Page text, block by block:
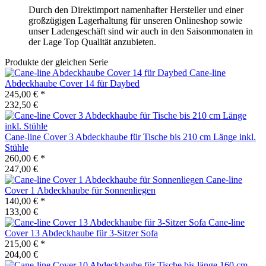
Durch den Direktimport namenhafter Hersteller und einer
großzügigen Lagerhaltung für unseren Onlineshop sowie
unser Ladengeschäft sind wir auch in den Saisonmonaten in
der Lage Top Qualität anzubieten.
Produkte der gleichen Serie
Cane-line
Abdeckhaube Cover 14 für Daybed
245,00 € *
232,50 €
Cane-line Cover 3 Abdeckhaube für Tische bis 210 cm Länge inkl.
Stühle
260,00 € *
247,00 €
Cane-line
Cover 1 Abdeckhaube für Sonnenliegen
140,00 € *
133,00 €
Cane-line
Cover 13 Abdeckhaube für 3-Sitzer Sofa
215,00 € *
204,00 €